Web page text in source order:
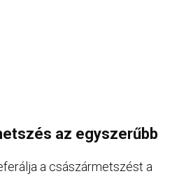
az egyszerűbb
a császármetszést a